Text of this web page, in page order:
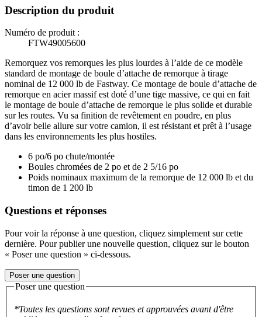
Description du produit
Numéro de produit :
FTW49005600
Remorquez vos remorques les plus lourdes à l’aide de ce modèle
standard de montage de boule d’attache de remorque à tirage
nominal de 12 000 lb de Fastway. Ce montage de boule d’attache de
remorque en acier massif est doté d’une tige massive, ce qui en fait
le montage de boule d’attache de remorque le plus solide et durable
sur les routes. Vu sa finition de revêtement en poudre, en plus
d’avoir belle allure sur votre camion, il est résistant et prêt à l’usage
dans les environnements les plus hostiles.
6 po/6 po chute/montée
Boules chromées de 2 po et de 2 5/16 po
Poids nominaux maximum de la remorque de 12 000 lb et du
timon de 1 200 lb
Questions et réponses
Pour voir la réponse à une question, cliquez simplement sur cette
dernière. Pour publier une nouvelle question, cliquez sur le bouton
« Poser une question » ci-dessous.
Poser une question
Poser une question
*Toutes les questions sont revues et approuvées avant d'être